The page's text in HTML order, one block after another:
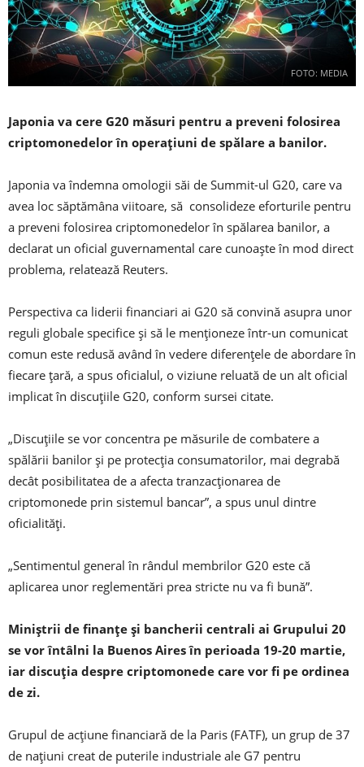
FOTO: MEDIA
Japonia va cere G20 măsuri pentru a preveni folosirea
criptomonedelor în operațiuni de spălare a banilor.
Japonia va îndemna omologii săi de Summit-ul G20, care va
avea loc săptămâna viitoare, să consolideze eforturile pentru
a preveni folosirea criptomonedelor în spălarea banilor, a
declarat un oficial guvernamental care cunoaște în mod direct
problema, relatează Reuters.
Perspectiva ca liderii financiari ai G20 să convină asupra unor
reguli globale specifice și să le menționeze într-un comunicat
comun este redusă având în vedere diferențele de abordare în
fiecare țară, a spus oficialul, o viziune reluată de un alt oficial
implicat în discuțiile G20, conform sursei citate.
„Discuțiile se vor concentra pe măsurile de combatere a
spălării banilor și pe protecția consumatorilor, mai degrabă
decât posibilitatea de a afecta tranzacționarea de
criptomonede prin sistemul bancar”, a spus unul dintre
oficialități.
„Sentimentul general în rândul membrilor G20 este că
aplicarea unor reglementări prea stricte nu va fi bună”.
Miniștrii de finanțe și bancherii centrali ai Grupului 20
se vor întâlni la Buenos Aires în perioada 19-20 martie,
iar discuția despre criptomonede care vor fi pe ordinea
de zi.
Grupul de acțiune financiară de la Paris (FATF), un grup de 37
de națiuni creat de puterile industriale ale G7 pentru